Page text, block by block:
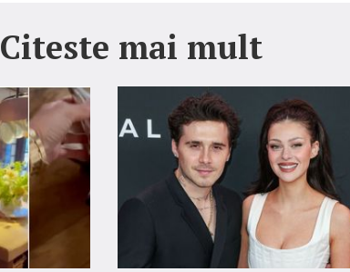
Citeste mai mult